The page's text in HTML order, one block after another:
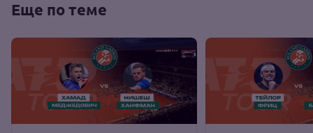
Еще по теме